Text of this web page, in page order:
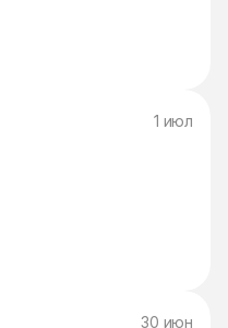
1 июл
30 июн